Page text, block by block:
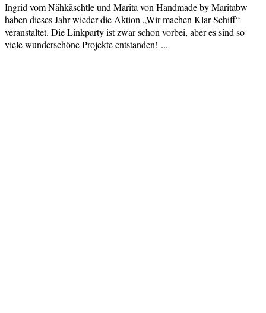
Ingrid vom Nähkäschtle und Marita von Handmade by Maritabw
haben dieses Jahr wieder die Aktion „Wir machen Klar Schiff“
veranstaltet. Die Linkparty ist zwar schon vorbei, aber es sind so
viele wunderschöne Projekte entstanden! ...